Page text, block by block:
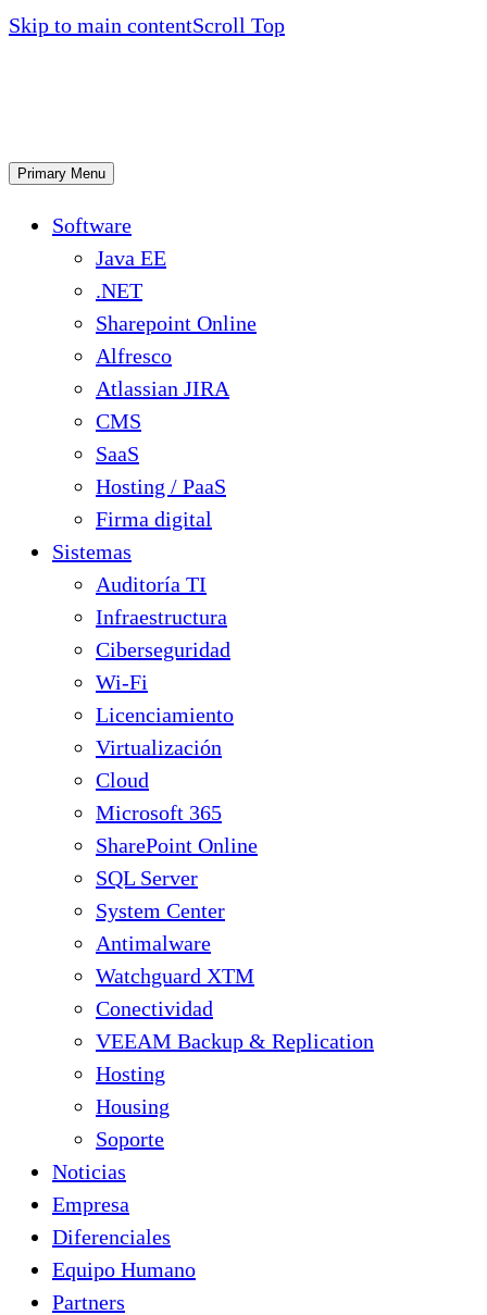
Skip to main contentScroll Top
Primary Menu
Software
Java EE
.NET
Sharepoint Online
Alfresco
Atlassian JIRA
CMS
SaaS
Hosting / PaaS
Firma digital
Sistemas
Auditoría TI
Infraestructura
Ciberseguridad
Wi-Fi
Licenciamiento
Virtualización
Cloud
Microsoft 365
SharePoint Online
SQL Server
System Center
Antimalware
Watchguard XTM
Conectividad
VEEAM Backup & Replication
Hosting
Housing
Soporte
Noticias
Empresa
Diferenciales
Equipo Humano
Partners